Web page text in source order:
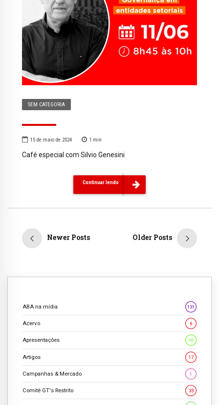
SEM CATEGORIA
15 de maio de 2024 1 min
Café especial com Silvio Genesini
Continuar lendo
Newer Posts Older Posts
ABA na mídia 131
Acervo 6
Apresentações 10
Artigos 17
Campanhas & Mercado 1
Comitê GT's Restrito 33